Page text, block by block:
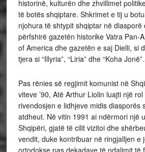
historinë, kulturën dhe zhvillimet
të botës shqiptare. Shkrimet e tij u
njohura të shtypit shqiptar në diasporë
përfshirë gazetën historike Vatra
of America dhe gazetën e saj Dielli, si
tjera si “Illyria”, “Liria” dhe “Koha Jonë”.
Pas rënies së regjimit komunist në
viteve ’90, Atë Arthur Liolin luajti një
rivendosjen e lidhjeve midis diasporës
atdheut. Në vitin 1991 ai ndërmori një
Shqipëri, gjatë të cilit vizitoi dhe
vendit, duke kontribuar në ringjalljen e
ortodokse pas dekadave të ndalimit të